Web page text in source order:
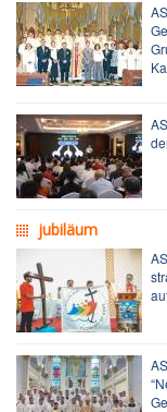
jubiläum